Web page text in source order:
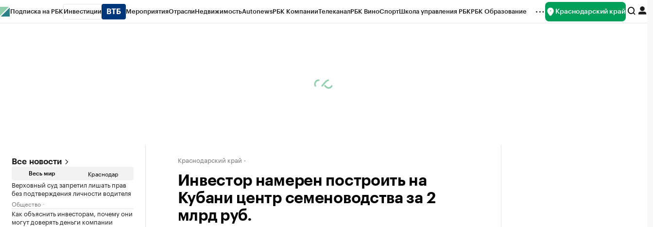
Подписка на РБК Инвестиции МероприятияОтраслиНедвижимостьAutonewsРБК КомпанииТелеканалРБК ВиноСпортШкола управления РБКРБК Образование Краснодарский край
Все новости
Весь мир Краснодар
Верховный суд запретил лишать прав
без подтверждения личности водителя
Общество
Как объяснить инвесторам, почему они
могут доверять деньги компании
Краснодарский край
Инвестор намерен построить на
Кубани центр семеноводства за 2
млрд руб.